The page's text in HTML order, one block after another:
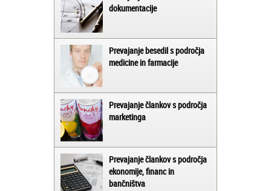
dokumentacije
Prevajanje besedil s področja
medicine in farmacije
Prevajanje člankov s področja
marketinga
Prevajanje člankov s področja
ekonomije, financ in
bančništva